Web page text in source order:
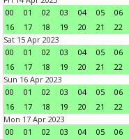
00
01 02 03 04 05 06
16
17 18 19 20 21 22
Sat 15 Apr 2023
00
01 02 03 04 05 06
16
17 18 19 20 21 22
Sun 16 Apr 2023
00
01 02 03 04 05 06
16
17 18 19 20 21 22
Mon 17 Apr 2023
00
01 02 03 04 05 06